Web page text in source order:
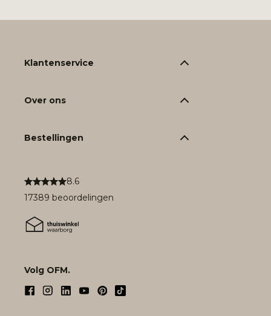
8.6
17389 beoordelingen
Volg OFM.
Klantenservice
Over ons
Bestellingen